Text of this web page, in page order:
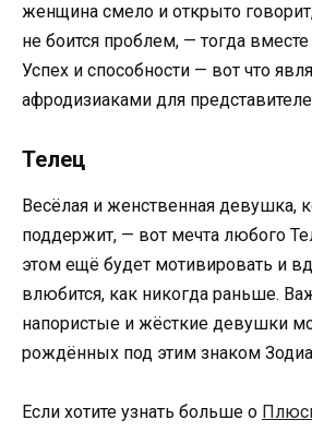
женщина смело и открыто
не боится проблем, — тогда
Успех и способности — вот что
афродизиаками для
Телец
Весёлая и женственная девушка,
поддержит, — вот мечта любого
этом ещё будет мотивировать и
влюбится, как никогда раньше.
напористые и жёсткие девушки
рождённых под этим знаком
Если хотите узнать больше о